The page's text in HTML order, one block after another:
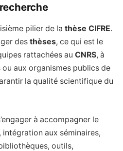
pilier de la thèse CIFRE.
des thèses, ce qui est le
rattachées au CNRS, à
ou aux organismes publics de
la qualité scientifique du
à accompagner le
aux séminaires,
outils,